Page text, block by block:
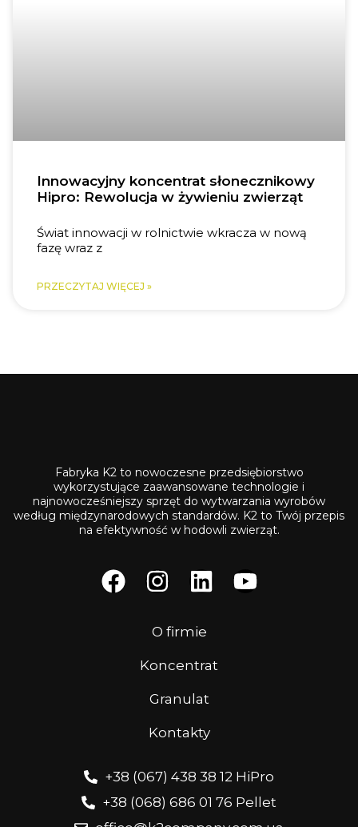
Innowacyjny koncentrat słonecznikowy
Hipro: Rewolucja w żywieniu zwierząt
Świat innowacji w rolnictwie wkracza w nową
fazę wraz z
PRZECZYTAJ WIĘCEJ »
Fabryka K2 to nowoczesne przedsiębiorstwo
wykorzystujące zaawansowane technologie i
najnowocześniejszy sprzęt do wytwarzania wyrobów
według międzynarodowych standardów. K2 to Twój przepis
na efektywność w hodowli zwierząt.
O firmie
Koncentrat
Granulat
Kontakty
+38 (067) 438 38 12 HiPro
+38 (068) 686 01 76 Pellet